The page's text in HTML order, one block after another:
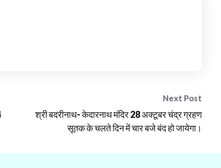
Next Post
श्री बदरीनाथ- केदारनाथ मंदिर 28 अक्टूबर चंद्र ग्रहण
सूतक के चलते दिन में चार बजे बंद हो जायेगा।